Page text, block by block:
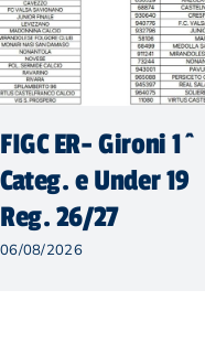
FIGC ER- Gironi 1^
Categ. e Under 19
Reg. 26/27
06/08/2026